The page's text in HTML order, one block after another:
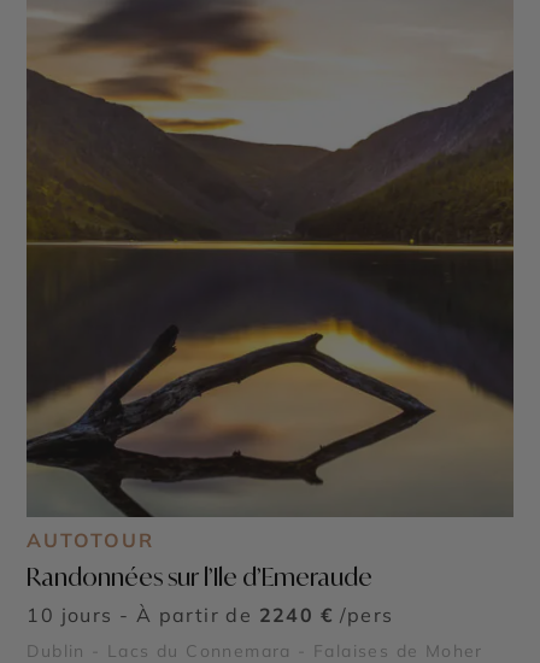
AUTOTOUR
Randonnées sur l’Ile d’Emeraude
10 jours - À partir de 2240 € /pers
Dublin - Lacs du Connemara - Falaises de Moher